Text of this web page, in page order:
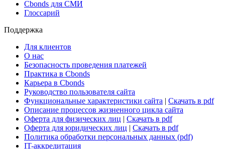
Новости рынка
Research Hub
Сбондс-ТВ
Глоссарий
Поддержка
Для клиентов
О нас
Безопасность проведения платежей
Практика в Cbonds
Карьера в Cbonds
Руководство пользователя сайта
Функциональные характеристики сайта|Скачать в pdf
Описание процессов жизненного цикла сайта